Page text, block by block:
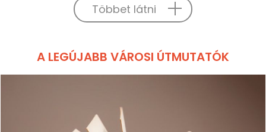
Többet látni
A LEGÚJABB VÁROSI ÚTMUTATÓK